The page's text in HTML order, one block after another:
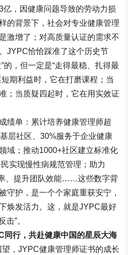
亿，因健康问题导致的劳动力损
的背景下，社会对专业健康管理
激增了；对高质量认证的需求不
JYPC恰恰踩准了这个历史节
”的，但一定是“走得最稳、扎得最
期利益时，它在打磨课程；当
；当质疑四起时，它在用实效证
绩单：累计培养健康管理师超
层社区、30%服务于企业健康
域；推动1000+社区建立标准化
民实现慢性病规范管理；助力
、提升团队效能……这些数字背
守护，是一个个家庭重获安宁，
焕发活力。这，就是JYPC最好
反击”。
同行，共赴健康中国的星辰大海
， JYPC健康管理师证书的成长